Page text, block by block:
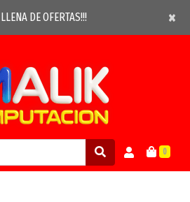
DE OFERTAS!!! ×
×
0